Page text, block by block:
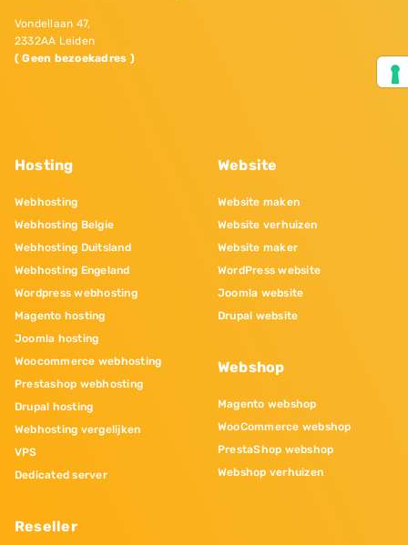
Vondellaan 47,
2332AA Leiden
( Geen bezoekadres )
Hosting
Webhosting
Webhosting Belgie
Webhosting Duitsland
Webhosting Engeland
Wordpress webhosting
Magento hosting
Joomla hosting
Woocommerce webhosting
Prestashop webhosting
Drupal hosting
Webhosting vergelijken
VPS
Dedicated server
Reseller
Website
Website maken
Website verhuizen
Website maker
WordPress website
Joomla website
Drupal website
Webshop
Magento webshop
WooCommerce webshop
PrestaShop webshop
Webshop verhuizen